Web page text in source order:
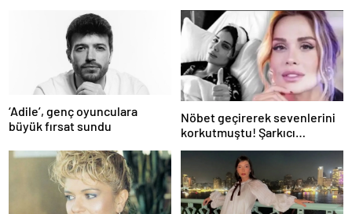
‘Adile’, genç oyunculara
büyük fırsat sundu
Nöbet geçirerek sevenlerini
korkutmuştu! Şarkıcı
Şimal’den günler sonra gelen
açıklama: “Yine zor
dönemler…”